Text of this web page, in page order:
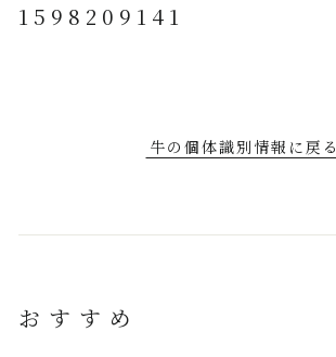
1598209141
牛の個体識別情報に戻る
おすすめ